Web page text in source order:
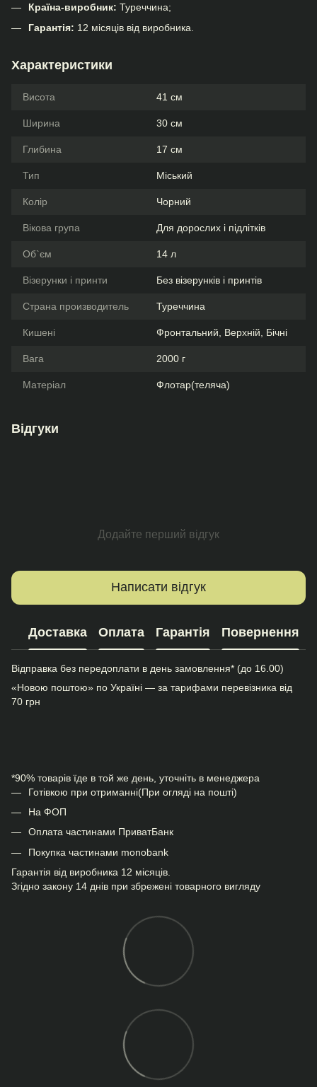
Країна-виробник: Туреччина;
Гарантія: 12 місяців від виробника.
Характеристики
Висота 41 см
Ширина 30 см
Глибина 17 см
Тип Міський
Колір Чорний
Вікова група Для дорослих і підлітків
Об`єм 14 л
Візерунки і принти Без візерунків і принтів
Страна производитель Туреччина
Кишені Фронтальний, Верхній, Бічні
Вага 2000 г
Матеріал Флотар(теляча)
Відгуки
Додайте перший відгук
Написати відгук
Доставка Оплата Гарантія Повернення
Відправка без передоплати в день замовлення* (до 16.00)
«Новою поштою» по Україні — за тарифами перевізника від
70 грн
*90% товарів їде в той же день, уточніть в менеджера
Готівкою при отриманні(При огляді на пошті)
На ФОП
Оплата частинами ПриватБанк
Покупка частинами monobank
Гарантія від виробника 12 місяців.
Згідно закону 14 днів при збрежені товарного вигляду